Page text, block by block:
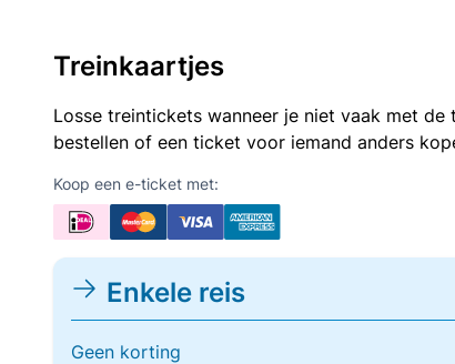
Treinkaartjes
Losse treintickets wanneer je niet vaak met
bestellen of een ticket voor iemand anders
Koop een e-ticket met:
Enkele reis
Geen korting